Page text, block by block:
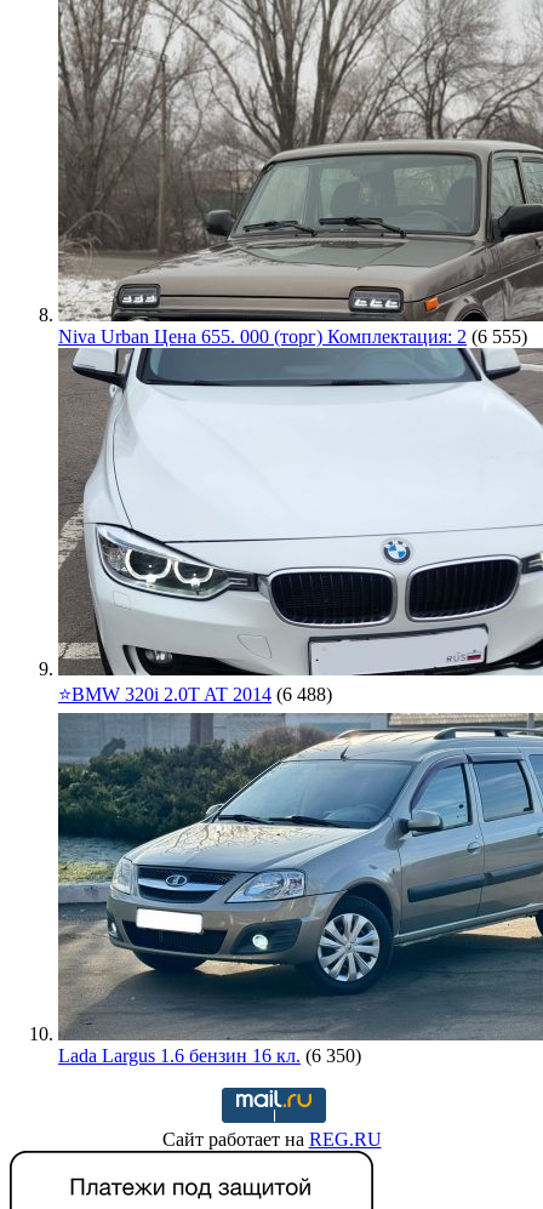
Niva Urban Цена 655. 000 (торг) Комплектация: 2 (6 555)
⭐️BMW 320i 2.0T AT 2014 (6 488)
Lada Largus 1.6 бензин 16 кл. (6 350)
Сайт работает на REG.RU